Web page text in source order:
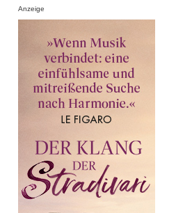
Anzeige